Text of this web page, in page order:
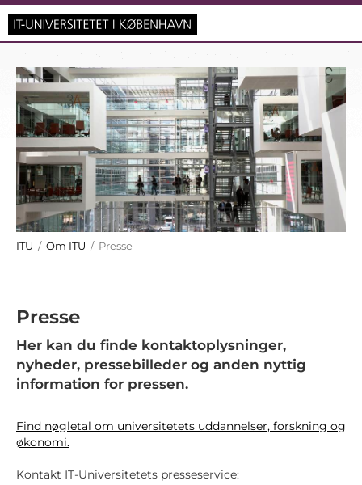
ITU / Om ITU / Presse
Presse
Her kan du finde kontaktoplysninger,
nyheder, pressebilleder og anden nyttig
information for pressen.
Find nøgletal om universitetets uddannelser, forskning og
økonomi.
Kontakt IT-Universitetets presseservice: